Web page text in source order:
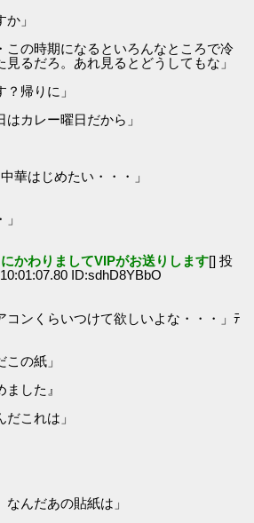
」
この時期になるといろんなところで冷
見るだろ。あれ見るとどうしてもな」
帰りに」
カレー曜日だから」
華はじめたい・・・」
かわりましてVIPがお送りします[] 投
ID:sdhD8YBbO
コンくらいつけて欲しいよな・・・」ﾃ
の紙」
ました』
これは」
んだあの貼紙は」